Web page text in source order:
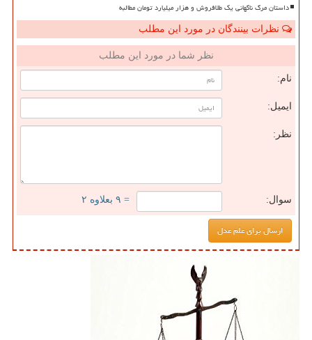
داستان مرگ ناگهانی یک طلافروش و هزار میلیارد تومان مطالبه
نظرات بینندگان در مورد این مطلب
نظر شما در مورد این مطلب
نام:
ایمیل:
نظر:
سوال: = ۹ بعلاوه ۲